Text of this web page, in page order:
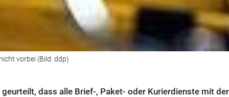
vorbei (Bild: ddp)
dass alle Brief-, Paket- oder Kurierdienste mit der